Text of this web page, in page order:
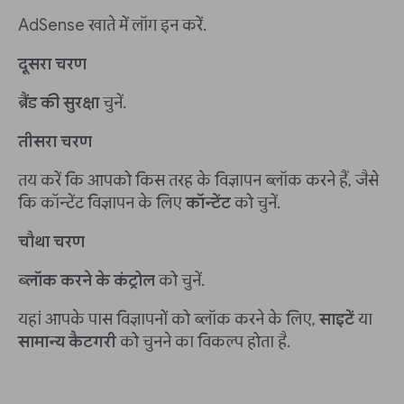
AdSense खाते में लॉग इन करें.
दूसरा चरण
ब्रैंड की सुरक्षाचुनें.
तीसरा चरण
तय करें कि आपको किस तरह के विज्ञापन ब्लॉक करने हैं, जैसे
कि कॉन्टेंट विज्ञापन के लिएकॉन्टेंटको चुनें.
चौथा चरण
ब्लॉक करने के कंट्रोलको चुनें.
यहां आपके पास विज्ञापनों को ब्लॉक करने के लिए,साइटेंया
सामान्य कैटगरीको चुनने का विकल्प होता है.